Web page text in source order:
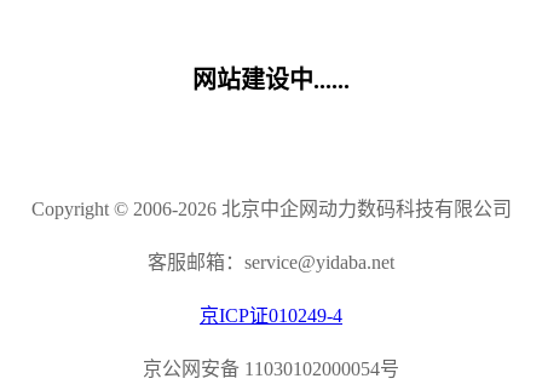
网站建设中......
Copyright © 2006-2026 北京中企网动力数码科技有限公司
客服邮箱：service@yidaba.net
京ICP证010249-4
京公网安备 11030102000054号